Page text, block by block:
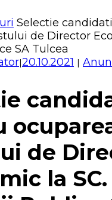
Selectie
de Director
SA Tulcea
|20.10.2021 |
de
la SC.